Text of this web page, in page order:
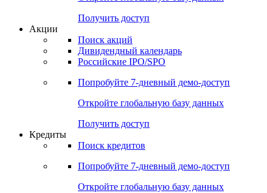
Попробуйте7-дневный
Откройте глобальную базу данных
Получить доступ
Акции
Поиск акций
Дивидендный календарь
Российские IPO/SPO
Попробуйте7-дневный
Откройте глобальную базу данных
Получить доступ
Кредиты
Поиск кредитов